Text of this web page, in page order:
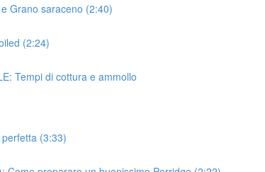
Grano saraceno (2:40)
(2:24)
Tempi di cottura e ammollo
(3:33)